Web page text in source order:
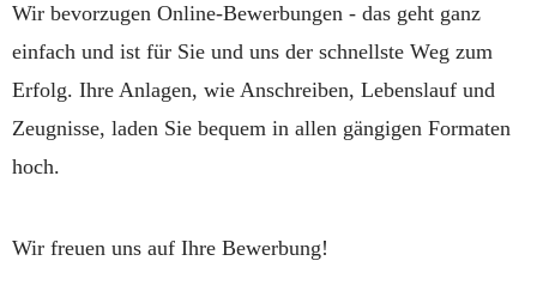
Wir bevorzugen Online-Bewerbungen - das geht ganz
einfach und ist für Sie und uns der schnellste Weg zum
Erfolg. Ihre Anlagen, wie Anschreiben, Lebenslauf und
Zeugnisse, laden Sie bequem in allen gängigen Formaten
hoch.
Wir freuen uns auf Ihre Bewerbung!